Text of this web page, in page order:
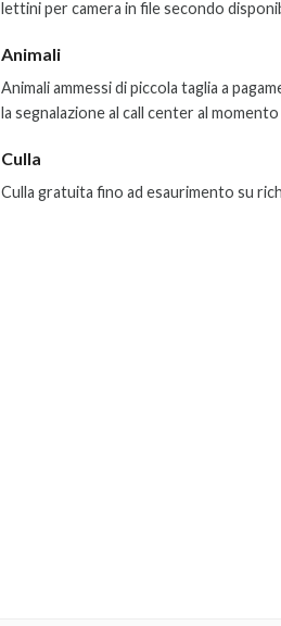
lettini per camera in file secondo
Animali
Animali ammessi di piccola taglia a
la segnalazione al call center al
Culla
Culla gratuita fino ad esaurimento su